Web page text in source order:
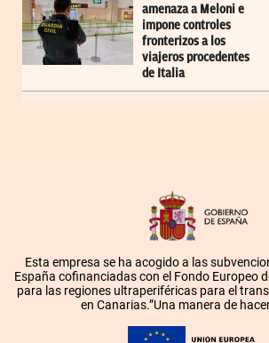
amenaza a Meloni e
impone controles
fronterizos a los
viajeros procedentes
de Italia
Esta empresa se ha acogido a las
España cofinanciadas con el Fondo Europeo
para las regiones ultraperiféricas para el
en Canarias.”Una manera de